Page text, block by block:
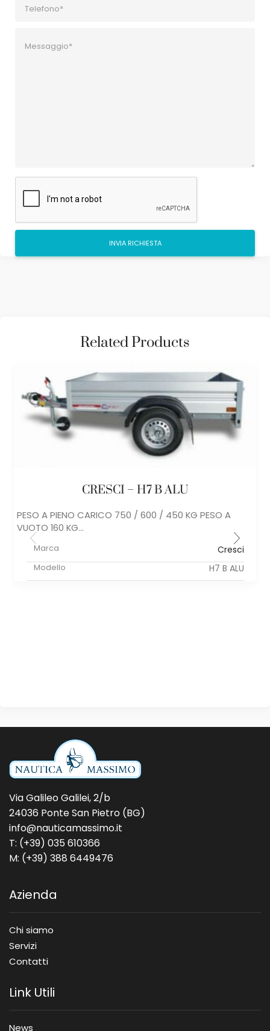
Related Products
CRESCI – H7 B ALU
PESO A PIENO CARICO 750 / 600 / 450 KG PESO A
VUOTO 160 KG...
Marca Cresci
Modello H7 B ALU
Via Galileo Galilei, 2/b
24036 Ponte San Pietro (BG)
info@nauticamassimo.it
T: (+39) 035 610366
M: (+39) 388 6449476
Azienda
Chi siamo
Servizi
Contatti
Link Utili
News